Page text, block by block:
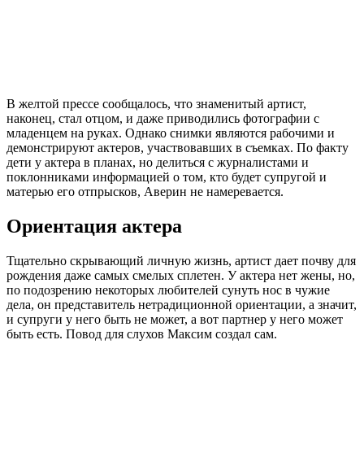
В желтой прессе сообщалось, что знаменитый артист,
наконец, стал отцом, и даже приводились фотографии с
младенцем на руках. Однако снимки являются рабочими и
демонстрируют актеров, участвовавших в съемках. По факту
дети у актера в планах, но делиться с журналистами и
поклонниками информацией о том, кто будет супругой и
матерью его отпрысков, Аверин не намеревается.
Ориентация актера
Тщательно скрывающий личную жизнь, артист дает почву для
рождения даже самых смелых сплетен. У актера нет жены, но,
по подозрению некоторых любителей сунуть нос в чужие
дела, он представитель нетрадиционной ориентации, а значит,
и супруги у него быть не может, а вот партнер у него может
быть есть. Повод для слухов Максим создал сам.